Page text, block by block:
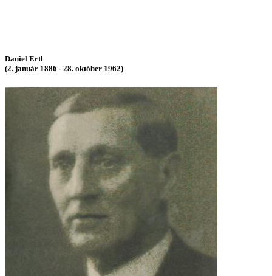
Daniel Ertl
(2. január 1886 - 28. október 1962)